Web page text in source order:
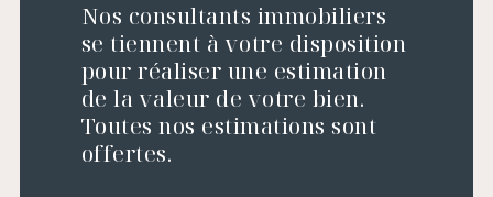
Nos consultants immobiliers
se tiennent à votre disposition
pour réaliser une estimation
de la valeur de votre bien.
Toutes nos estimations sont
offertes.